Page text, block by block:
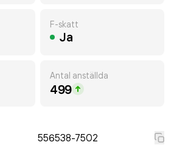
F-skatt
Ja
Antal anställda
499
556538-7502